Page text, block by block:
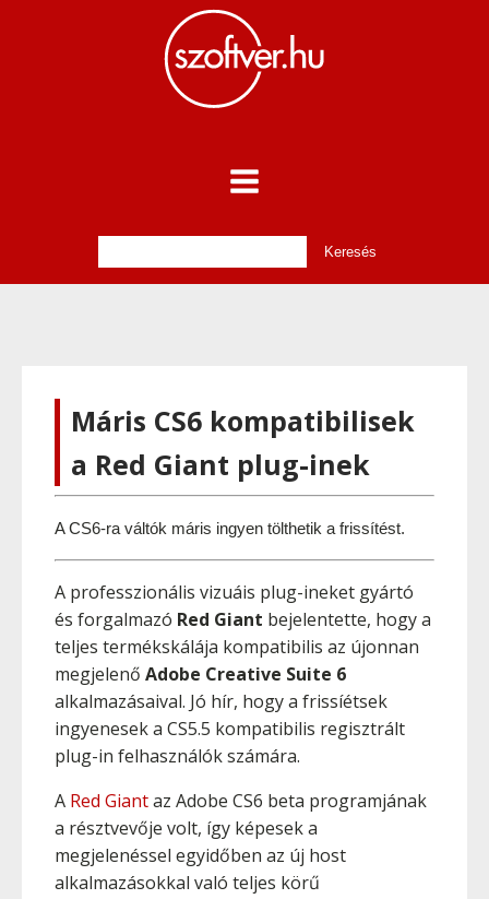
Máris CS6 kompatibilisek
a Red Giant plug-inek
A CS6-ra váltók máris ingyen tölthetik a frissítést.
A professzionális vizuáis plug-ineket gyártó
és forgalmazó Red Giant bejelentette, hogy a
teljes termékskálája kompatibilis az újonnan
megjelenő Adobe Creative Suite 6
alkalmazásaival. Jó hír, hogy a frissíétsek
ingyenesek a CS5.5 kompatibilis regisztrált
plug-in felhasználók számára.
A Red Giantaz Adobe CS6 beta programjának
a résztvevője volt, így képesek a
megjelenéssel egyidőben az új host
alkalmazásokkal való teljes körű